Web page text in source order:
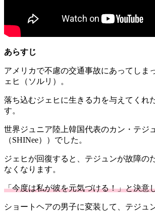
あらすじ
アメリカで不慮の交通事故にあってしま
ェヒ（ソルリ）。
落ち込むジェヒに生きる力を与えてくれ
す。
世界ジュニア陸上韓国代表のカン・テジ
（SHINee））でした。
ジェヒが回復すると、 テジュンが故障の
なくなります。
「今度は私が彼を元気づける！」と決意
ショートヘアの男子に変装して、 テジュ